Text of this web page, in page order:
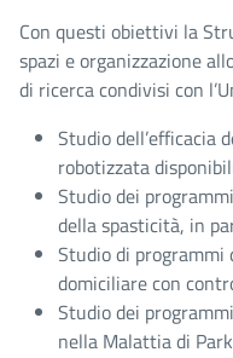
Con questi obiettivi la
spazi e organizzazione
di ricerca condivisi con
Studio dell’efficacia
robotizzata
Studio dei
della spasticità, in
Studio di
domiciliare con
Studio dei
nella Malattia di